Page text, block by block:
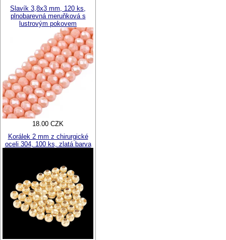
Slavík 3,8x3 mm, 120 ks,
plnobarevná meruňková s
lustrovým pokovem
18.00 CZK
Korálek 2 mm z chirurgické
oceli 304, 100 ks, zlatá barva